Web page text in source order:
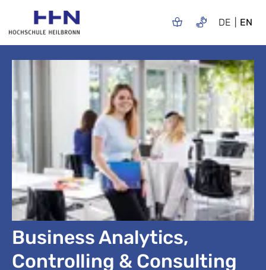
DE EN
Business Analytics,
Controlling & Consulting